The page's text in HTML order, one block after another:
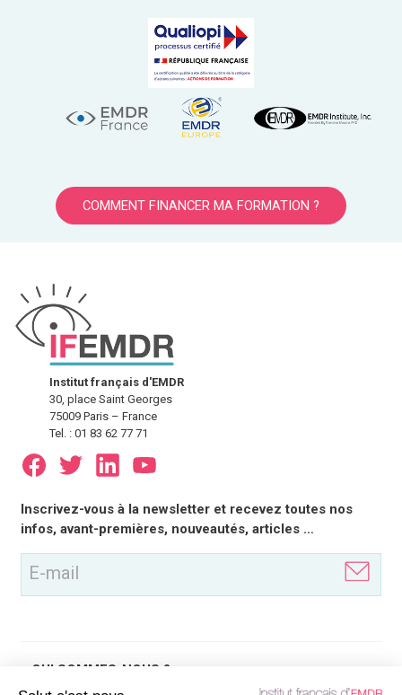
COMMENT FINANCER MA FORMATION ?
Institut français d'EMDR
30, place Saint Georges
75009 Paris – France
Tel. : 01 83 62 77 71
E-
mail
(Nécessaire)
Inscrivez-vous à la newsletter et recevez toutes nos
infos, avant-premières, nouveautés, articles …
QUI SOMMES-NOUS ?